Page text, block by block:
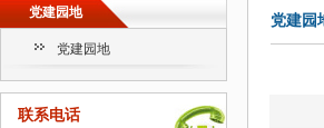
党建园地
党建园地
联系电话
党建园